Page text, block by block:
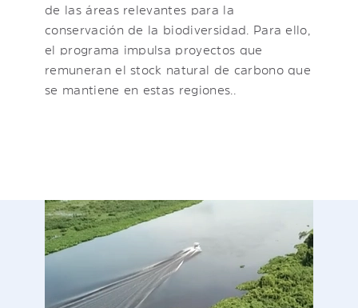
de las áreas relevantes para la
conservación de la biodiversidad. Para ello,
el programa impulsa proyectos que
remuneran el stock natural de carbono que
se mantiene en estas regiones..